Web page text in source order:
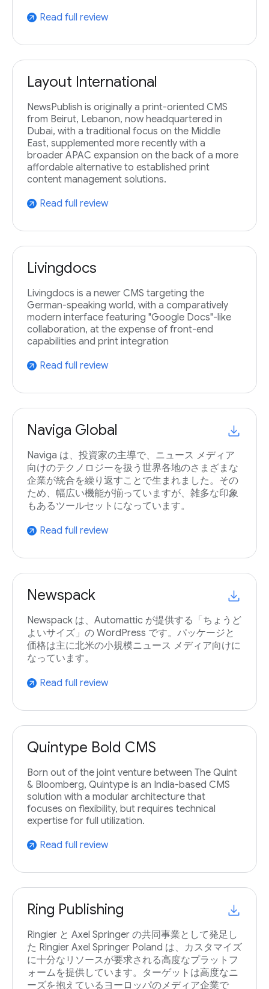
arrow_outward Read full review
Layout International
NewsPublish is originally a print-oriented CMS
from Beirut, Lebanon, now headquartered in
Dubai, with a traditional focus on the Middle
East, supplemented more recently with a
broader APAC expansion on the back of a more
affordable alternative to established print
content management solutions.
arrow_outward Read full review
Livingdocs
Livingdocs is a newer CMS targeting the
German-speaking world, with a comparatively
modern interface featuring "Google Docs"-like
collaboration, at the expense of front-end
capabilities and print integration
arrow_outward Read full review
Naviga Global
Naviga は、投資家の主導で、ニュース メディア
向けのテクノロジーを扱う世界各地のさまざまな
企業が統合を繰り返すことで生まれました。その
ため、幅広い機能が揃っていますが、雑多な印象
もあるツールセットになっています。
arrow_outward Read full review
Newspack
Newspack は、Automattic が提供する「ちょうど
よいサイズ」の WordPress です。パッケージと
価格は主に北米の小規模ニュース メディア向けに
なっています。
arrow_outward Read full review
Quintype Bold CMS
Born out of the joint venture between The Quint
& Bloomberg, Quintype is an India-based CMS
solution with a modular architecture that
focuses on flexibility, but requires technical
expertise for full utilization.
arrow_outward Read full review
Ring Publishing
Ringier と Axel Springer の共同事業として発足し
た Ringier Axel Springer Poland は、カスタマイズ
に十分なリソースが要求される高度なプラットフ
ォームを提供しています。ターゲットは高度なニ
ーズを抱えているヨーロッパのメディア企業で